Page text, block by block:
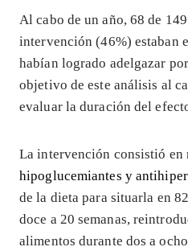
Al cabo de un año, 68 de
intervención (46%) estaban
habían logrado adelgazar
objetivo de este análisis al
evaluar la duración del
La intervención consistió en
hipoglucemiantes y
de la dieta para situarla en
doce a 20 semanas,
alimentos durante dos a